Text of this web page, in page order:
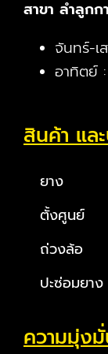
สาขา ลำลูก
จันทร์-เ
อาทิตย์
สินค้า แล
ยาง
ตั้งศูนย์
ถ่วงล้อ
ปะซ่อมยาง
ความมุ่งมั่